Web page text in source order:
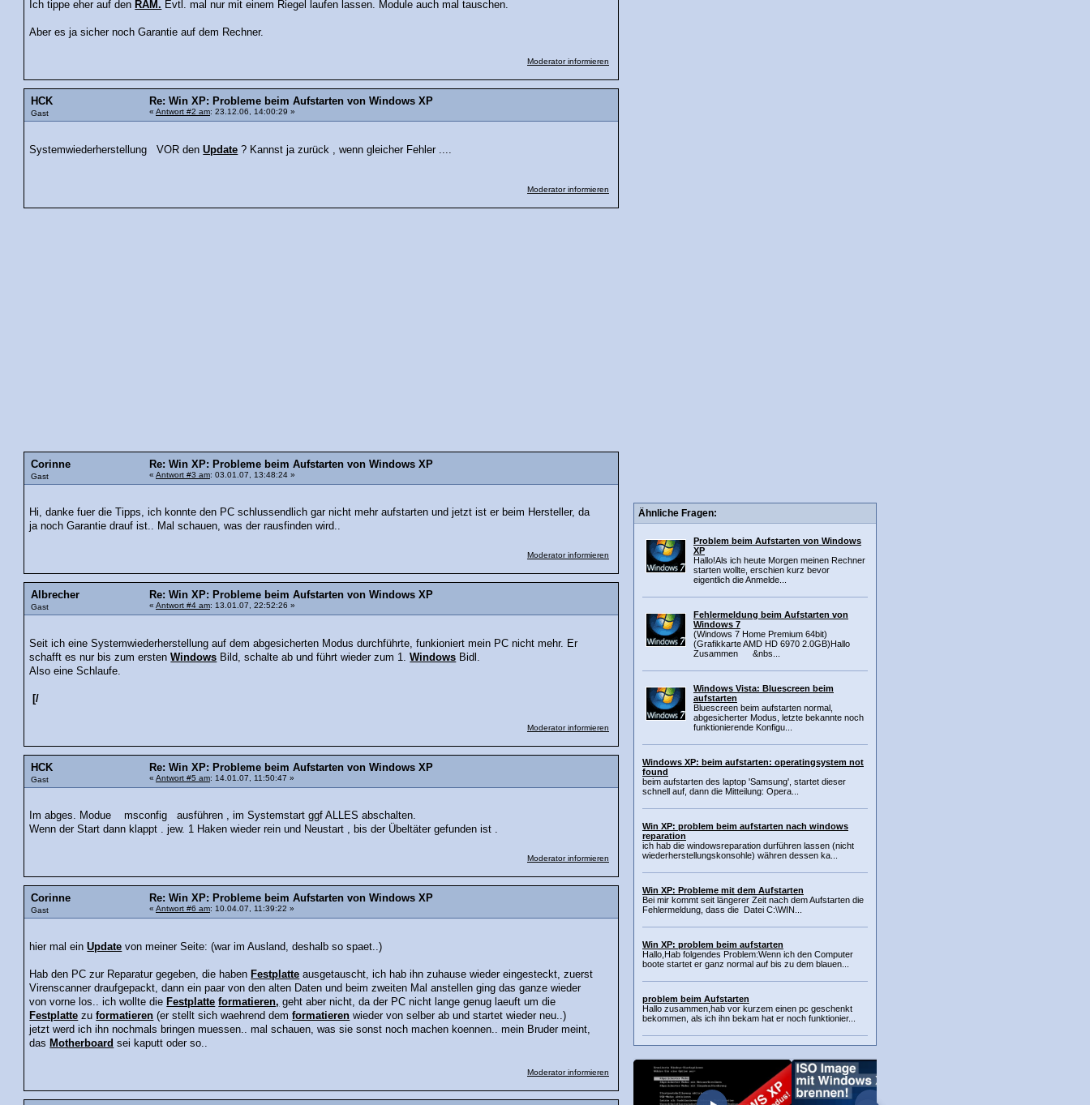
Ich tippe eher auf den RAM. Evtl. mal nur mit einem Riegel laufen lassen. Module auch mal tauschen.
Aber es ja sicher noch Garantie auf dem Rechner.
Moderator informieren
HCK
Gast
Re: Win XP: Probleme beim Aufstarten von Windows XP
« Antwort #2 am: 23.12.06, 14:00:29 »
Systemwiederherstellung VOR denUpdate ? Kannst ja zurück , wenn gleicher Fehler ....
Moderator informieren
Corinne
Gast
Re: Win XP: Probleme beim Aufstarten von Windows XP
« Antwort #3 am: 03.01.07, 13:48:24 »
Hi, danke fuer die Tipps, ich konnte den PC schlussendlich gar nicht mehr aufstarten und jetzt ist er beim Hersteller, da
ja noch Garantie drauf ist.. Mal schauen, was der rausfinden wird..
Moderator informieren
Albrecher
Gast
Re: Win XP: Probleme beim Aufstarten von Windows XP
« Antwort #4 am: 13.01.07, 22:52:26 »
Seit ich eine Systemwiederherstellung auf dem abgesicherten Modus durchführte, funkioniert mein PC nicht mehr. Er
schafft es nur bis zum erstenWindows Bild, schalte ab und führt wieder zum 1.Windows Bidl.
Also eine Schlaufe.
[/
Moderator informieren
HCK
Gast
Re: Win XP: Probleme beim Aufstarten von Windows XP
« Antwort #5 am: 14.01.07, 11:50:47 »
Im abges. Modue msconfig ausführen , im Systemstart ggf ALLES abschalten.
Wenn der Start dann klappt . jew. 1 Haken wieder rein und Neustart , bis der Übeltäter gefunden ist .
Moderator informieren
Corinne
Gast
Re: Win XP: Probleme beim Aufstarten von Windows XP
« Antwort #6 am: 10.04.07, 11:39:22 »
hier mal einUpdate von meiner Seite: (war im Ausland, deshalb so spaet..)
Hab den PC zur Reparatur gegeben, die haben Festplatte ausgetauscht, ich hab ihn zuhause wieder eingesteckt, zuerst
Virenscanner draufgepackt, dann ein paar von den alten Daten und beim zweiten Mal anstellen ging das ganze wieder
von vorne los.. ich wollte die Festplatte formatieren, geht aber nicht, da der PC nicht lange genug laeuft um die
Festplatte zuformatieren (er stellt sich waehrend demformatieren wieder von selber ab und startet wieder neu..)
jetzt werd ich ihn nochmals bringen muessen.. mal schauen, was sie sonst noch machen koennen.. mein Bruder meint,
das Motherboard sei kaputt oder so..
Moderator informieren
Ähnliche Fragen:
Problem beim Aufstarten von Windows
XP
Hallo!Als ich heute Morgen meinen Rechner
starten wollte, erschien kurz bevor
eigentlich die Anmelde...
Fehlermeldung beim Aufstarten von
Windows 7
(Windows 7 Home Premium 64bit)
(Grafikkarte AMD HD 6970 2.0GB)Hallo
Zusammen &nbs...
Windows Vista: Bluescreen beim
aufstarten
Bluescreen beim aufstarten normal,
abgesicherter Modus, letzte bekannte noch
funktionierende Konfigu...
Windows XP: beim aufstarten: operatingsystem not
found
beim aufstarten des laptop 'Samsung', startet dieser
schnell auf, dann die Mitteilung: Opera...
Win XP: problem beim aufstarten nach windows
reparation
ich hab die windowsreparation durführen lassen (nicht
wiederherstellungskonsohle) währen dessen ka...
Win XP: Probleme mit dem Aufstarten
Bei mir kommt seit längerer Zeit nach dem Aufstarten die
Fehlermeldung, dass die Datei C:\WIN...
Win XP: problem beim aufstarten
Hallo,Hab folgendes Problem:Wenn ich den Computer
boote startet er ganz normal auf bis zu dem blauen...
problem beim Aufstarten
Hallo zusammen,hab vor kurzem einen pc geschenkt
bekommen, als ich ihn bekam hat er noch funktionier...